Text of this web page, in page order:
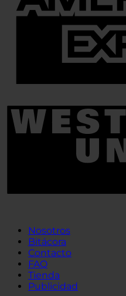
Nosotros
Bitácora
Contacto
FAQ
Tienda
Publicidad